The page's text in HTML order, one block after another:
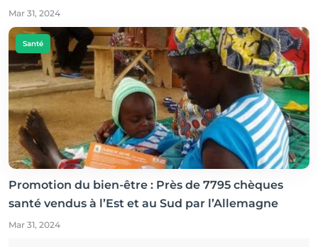
Mar 31, 2024
Santé
Promotion du bien-être : Près de 7795 chèques
santé vendus à l’Est et au Sud par l’Allemagne
Mar 31, 2024